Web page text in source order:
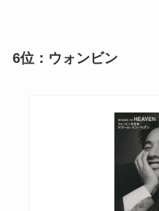
6位：ウォンビン